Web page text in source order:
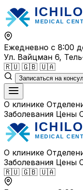
Перейти
к
содержимому
Ежедневно с 8:00
Ул. Вайцман 6,
🇷🇺 🇬🇧 🇺🇦
Записаться на
О клинике
Заболевания Цены
О клинике
Заболевания Цены
🇷🇺 🇬🇧 🇺🇦